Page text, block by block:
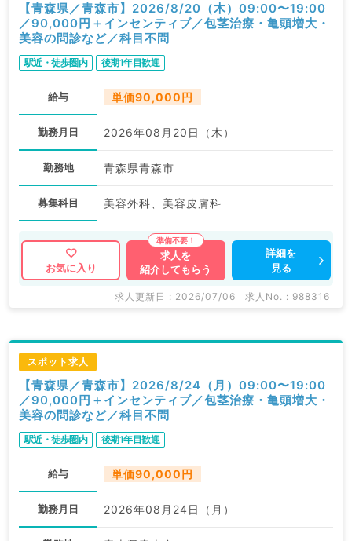
【青森県／青森市】2026/8/20（木）09:00〜19:00
／90,000円＋インセンティブ／包茎治療・亀頭増大・
美容の問診など／科目不問
駅近・徒歩圏内 後期1年目歓迎
給与 単価90,000円
勤務月日 2026年08月20日（木）
勤務地 青森県青森市
募集科目 美容外科、美容皮膚科
お気に入り
求人を
紹介してもらう
詳細を
見る
求人更新日 : 2026/07/06 求人No. : 988316
スポット求人
【青森県／青森市】2026/8/24（月）09:00〜19:00
／90,000円＋インセンティブ／包茎治療・亀頭増大・
美容の問診など／科目不問
駅近・徒歩圏内 後期1年目歓迎
給与 単価90,000円
勤務月日 2026年08月24日（月）